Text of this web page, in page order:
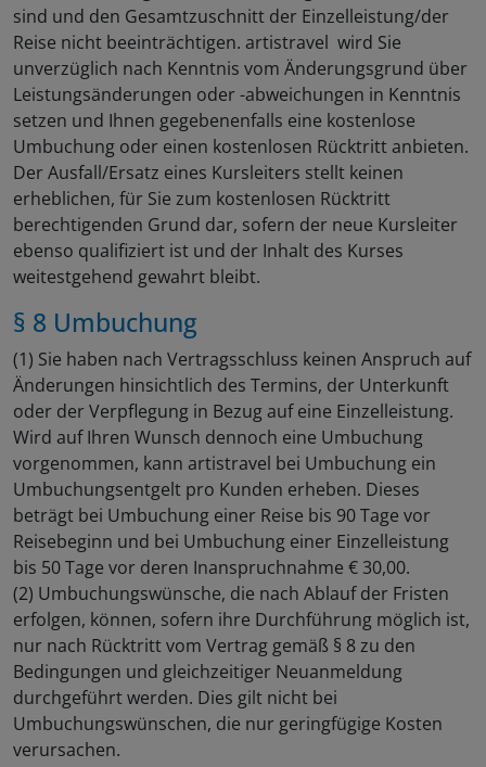
sind und den Gesamtzuschnitt der Einzelleistung/der
Reise nicht beeinträchtigen. artistravel wird Sie
unverzüglich nach Kenntnis vom Änderungsgrund über
Leistungsänderungen oder -abweichungen in Kenntnis
setzen und Ihnen gegebenenfalls eine kostenlose
Umbuchung oder einen kostenlosen Rücktritt anbieten.
Der Ausfall/Ersatz eines Kursleiters stellt keinen
erheblichen, für Sie zum kostenlosen Rücktritt
berechtigenden Grund dar, sofern der neue Kursleiter
ebenso qualifiziert ist und der Inhalt des Kurses
weitestgehend gewahrt bleibt.
§ 8 Umbuchung
(1) Sie haben nach Vertragsschluss keinen Anspruch auf
Änderungen hinsichtlich des Termins, der Unterkunft
oder der Verpflegung in Bezug auf eine Einzelleistung.
Wird auf Ihren Wunsch dennoch eine Umbuchung
vorgenommen, kann artistravel bei Umbuchung ein
Umbuchungsentgelt pro Kunden erheben. Dieses
beträgt bei Umbuchung einer Reise bis 90 Tage vor
Reisebeginn und bei Umbuchung einer Einzelleistung
bis 50 Tage vor deren Inanspruchnahme € 30,00.
(2) Umbuchungswünsche, die nach Ablauf der Fristen
erfolgen, können, sofern ihre Durchführung möglich ist,
nur nach Rücktritt vom Vertrag gemäß § 8 zu den
Bedingungen und gleichzeitiger Neuanmeldung
durchgeführt werden. Dies gilt nicht bei
Umbuchungswünschen, die nur geringfügige Kosten
verursachen.